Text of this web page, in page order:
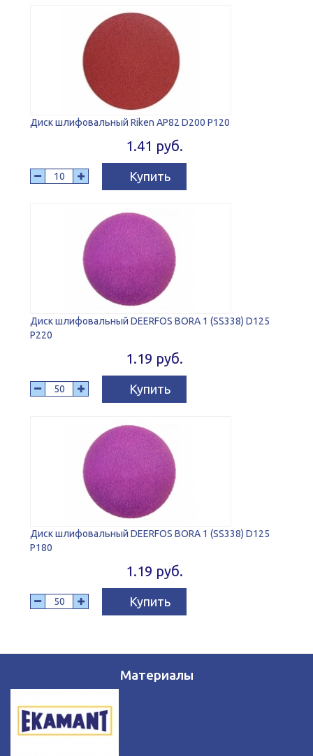
Диск шлифовальный Riken AP82 D200 P120
1.41 руб.
Купить
Диск шлифовальный DEERFOS BORA 1 (SS338) D125
P220
1.19 руб.
Купить
Диск шлифовальный DEERFOS BORA 1 (SS338) D125
P180
1.19 руб.
Купить
Материалы